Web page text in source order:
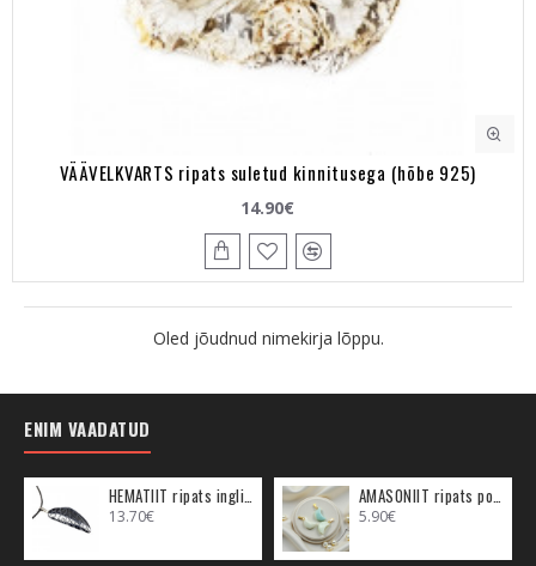
VÄÄVELKVARTS ripats suletud kinnitusega (hõbe 925)
14.90€
Oled jõudnud nimekirja lõppu.
ENIM VAADATUD
13.70€ 5.90€